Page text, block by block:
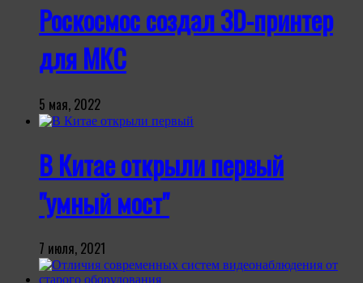
Роскосмос создал 3D-принтер
для МКС
5 мая, 2022
В Китае открыли первый
"умный мост"
7 июля, 2021